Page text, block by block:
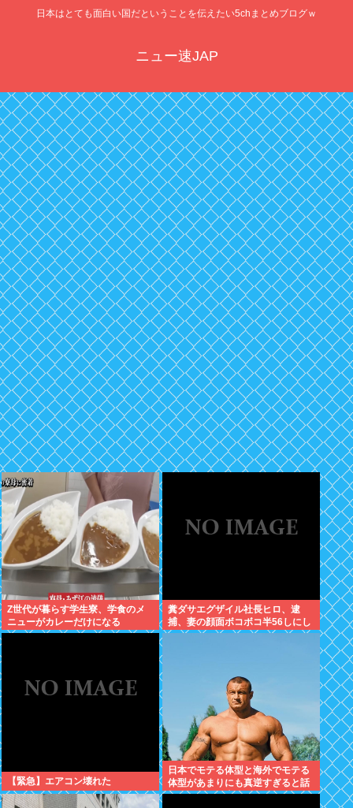
日本はとても面白い国だということを伝えたい5chまとめブログｗ
ニュー速JAP
Z世代が暮らす学生寮、学食のメ
ニューがカレーだけになる
糞ダサエグザイル社長ヒロ、逮
捕、妻の顔面ボコボコ半56しにし
た。
【緊急】エアコン壊れた
日本でモテる体型と海外でモテる
体型があまりにも真逆すぎると話
題に。何故日本人はヒョロガリを